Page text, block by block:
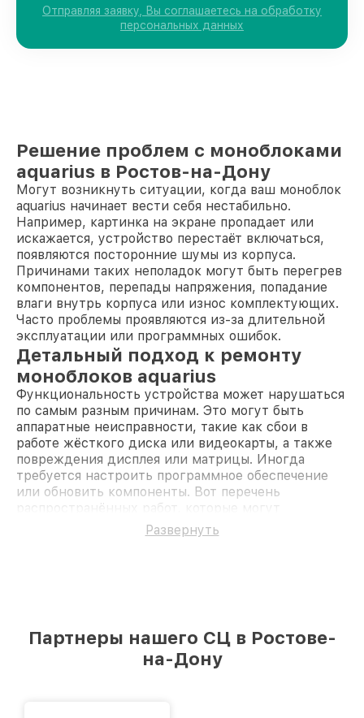
Отправляя заявку, Вы соглашаетесь на обработку
персональных данных
Решение проблем с моноблоками
aquarius в Ростов-на-Дону
Могут возникнуть ситуации, когда ваш моноблок
aquarius начинает вести себя нестабильно.
Например, картинка на экране пропадает или
искажается, устройство перестаёт включаться,
появляются посторонние шумы из корпуса.
Причинами таких неполадок могут быть перегрев
компонентов, перепады напряжения, попадание
влаги внутрь корпуса или износ комплектующих.
Часто проблемы проявляются из-за длительной
эксплуатации или программных ошибок.
Детальный подход к ремонту
моноблоков aquarius
Функциональность устройства может нарушаться
по самым разным причинам. Это могут быть
аппаратные неисправности, такие как сбои в
работе жёсткого диска или видеокарты, а также
повреждения дисплея или матрицы. Иногда
требуется настроить программное обеспечение
или обновить компоненты. Вот перечень
распространённых работ, которые могут
может выйти из строя,
Дисплей или матрицаподвержены
механическим повреждениям или выгоранию
Развернуть
Партнеры нашего СЦ в Ростове-
на-Дону